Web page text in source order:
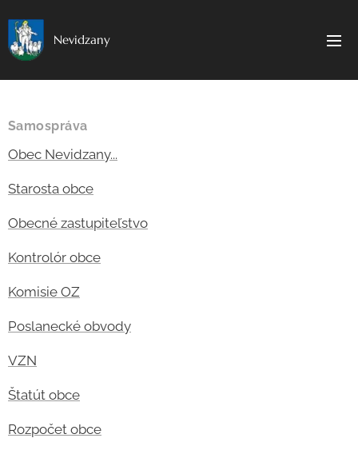
Nevidzany
Samospráva
Obec Nevidzany...
Starosta obce
Obecné zastupiteľstvo
Kontrolór obce
Komisie OZ
Poslanecké obvody
VZN
Štatút obce
Rozpočet obce